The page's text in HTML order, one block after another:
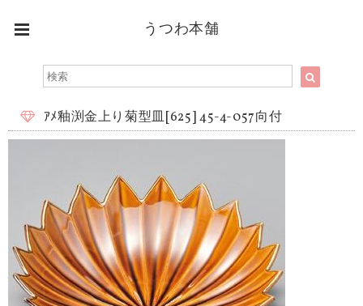
うつわ本舗
ｱﾒ釉渕金上り菊型皿[625] 45-4-057向付